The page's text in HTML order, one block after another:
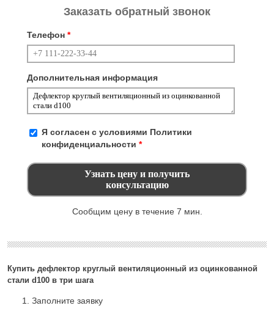
Купить дефлектор круглый вентиляционный из оцинкованной
стали d100 в три шага
Заполните заявку
Заказать обратный звонок
Телефон *
Дополнительная информация
Я согласен с условиями Политики
конфиденциальности *
Сообщим цену в течение 7 мин.